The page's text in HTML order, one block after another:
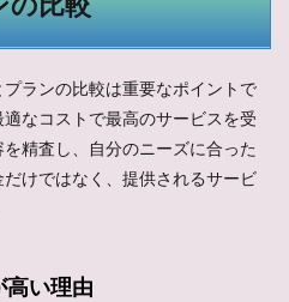
ランの比較は重要なポイントで
なコストで最高のサービスを受
精査し、自分のニーズに合った
けではなく、提供されるサービ
高い理由